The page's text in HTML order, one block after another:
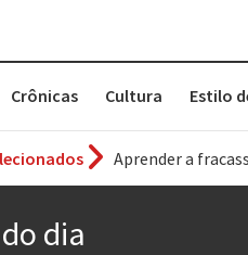
Crônicas Cultura Estilo
Aprender a
dia